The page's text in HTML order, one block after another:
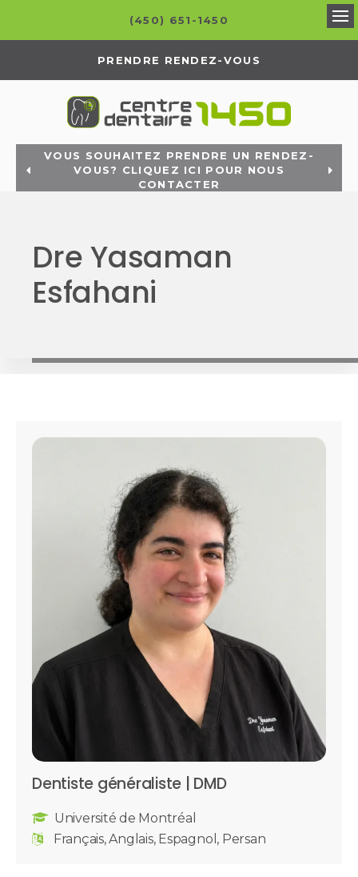
(450) 651-1450
PRENDRE RENDEZ-VOUS
VOUS SOUHAITEZ PRENDRE UN RENDEZ-
VOUS? CLIQUEZ ICI POUR NOUS
CONTACTER
Dre Yasaman
Esfahani
Dentiste généraliste | DMD
Université de Montréal
Français, Anglais, Espagnol, Persan